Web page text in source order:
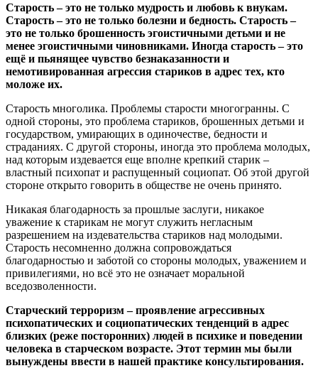
Старость – это не только мудрость и любовь к внукам.
Старость – это не только болезни и бедность. Старость –
это не только брошенность эгоистичными детьми и не
менее эгоистичными чиновниками. Иногда старость – это
ещё и пьянящее чувство безнаказанности и
немотивированная агрессия стариков в адрес тех, кто
моложе их.
Старость многолика. Проблемы старости многогранны. С
одной стороны, это проблема стариков, брошенных детьми и
государством, умирающих в одиночестве, бедности и
страданиях. С другой стороны, иногда это проблема молодых,
над которым издевается еще вполне крепкий старик –
властный психопат и распущенный социопат. Об этой другой
стороне открыто говорить в обществе не очень принято.
Никакая благодарность за прошлые заслуги, никакое
уважение к старикам не могут служить негласным
разрешением на издевательства стариков над молодыми.
Старость несомненно должна сопровождаться
благодарностью и заботой со стороны молодых, уважением и
привилегиями, но всё это не означает моральной
вседозволенности.
Старческий терроризм – проявление агрессивных
психопатических и социопатических тенденций в адрес
близких (реже посторонних) людей в психике и поведении
человека в старческом возрасте. Этот термин мы были
вынуждены ввести в нашей практике консультирования.